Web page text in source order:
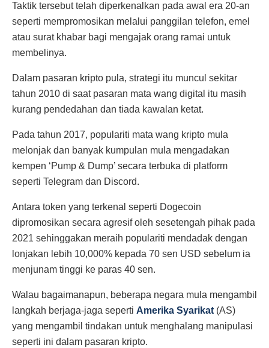
Taktik tersebut telah diperkenalkan pada awal era 20-an
seperti mempromosikan melalui panggilan telefon, emel
atau surat khabar bagi mengajak orang ramai untuk
membelinya.
Dalam pasaran kripto pula, strategi itu muncul sekitar
tahun 2010 di saat pasaran mata wang digital itu masih
kurang pendedahan dan tiada kawalan ketat.
Pada tahun 2017, populariti mata wang kripto mula
melonjak dan banyak kumpulan mula mengadakan
kempen ‘Pump & Dump’ secara terbuka di platform
seperti Telegram dan Discord.
Antara token yang terkenal seperti Dogecoin
dipromosikan secara agresif oleh sesetengah pihak pada
2021 sehinggakan meraih populariti mendadak dengan
lonjakan lebih 10,000% kepada 70 sen USD sebelum ia
menjunam tinggi ke paras 40 sen.
Walau bagaimanapun, beberapa negara mula mengambil
langkah berjaga-jaga seperti Amerika Syarikat (AS)
yang mengambil tindakan untuk menghalang manipulasi
seperti ini dalam pasaran kripto.